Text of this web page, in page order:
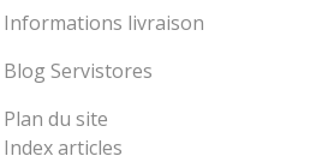
Informations livraison
Blog Servistores
Plan du site
Index articles